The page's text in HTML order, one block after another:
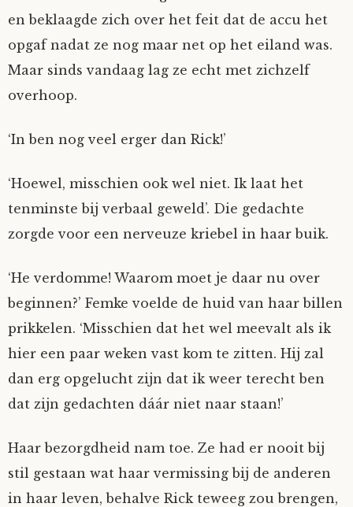
en beklaagde zich over het feit dat de accu het
opgaf nadat ze nog maar net op het eiland was.
Maar sinds vandaag lag ze echt met zichzelf
overhoop.
‘In ben nog veel erger dan Rick!’
‘Hoewel, misschien ook wel niet. Ik laat het
tenminste bij verbaal geweld’. Die gedachte
zorgde voor een nerveuze kriebel in haar buik.
‘He verdomme! Waarom moet je daar nu over
beginnen?’ Femke voelde de huid van haar billen
prikkelen. ‘Misschien dat het wel meevalt als ik
hier een paar weken vast kom te zitten. Hij zal
dan erg opgelucht zijn dat ik weer terecht ben
dat zijn gedachten dáár niet naar staan!’
Haar bezorgdheid nam toe. Ze had er nooit bij
stil gestaan wat haar vermissing bij de anderen
in haar leven, behalve Rick teweeg zou brengen,